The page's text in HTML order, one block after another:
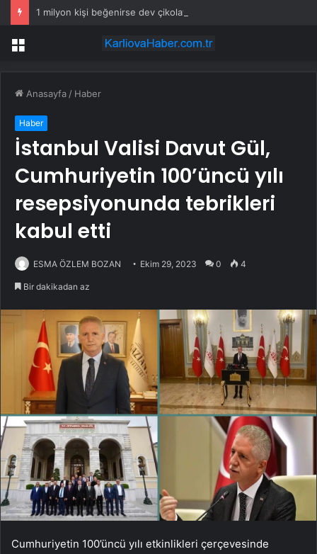
1 milyon kişi beğenirse dev çikolata raflara çıkacak
Menü
Anasayfa / Haber
Haber
İstanbul Valisi Davut Gül,
Cumhuriyetin 100’üncü yılı
resepsiyonunda tebrikleri
kabul etti
ESMA ÖZLEM BOZAN Ekim 29, 2023 0 4
Bir dakikadan az
Cumhuriyetin 100’üncü yılı etkinlikleri çerçevesinde